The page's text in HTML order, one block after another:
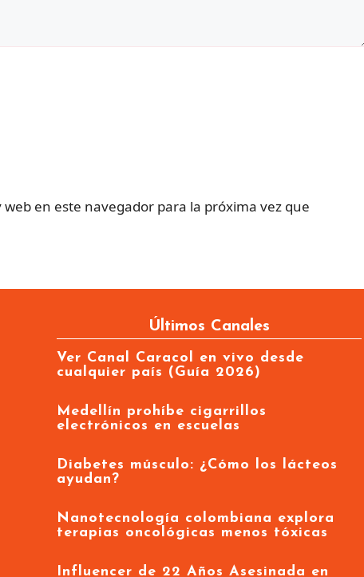
en este navegador para la próxima vez que
Últimos Canales
Ver Canal Caracol en vivo desde
cualquier país (Guía 2026)
Medellín prohíbe cigarrillos
electrónicos en escuelas
Diabetes músculo: ¿Cómo los lácteos
ayudan?
Nanotecnología colombiana explora
terapias oncológicas menos tóxicas
Influencer de 22 Años Asesinada en